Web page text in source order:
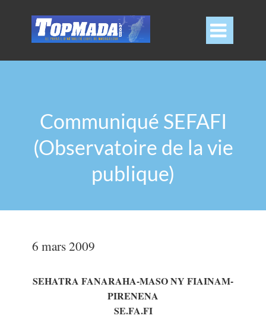

Communiqué SEFAFI
(Observatoire de la vie
publique)
6 mars 2009
SEHATRA FANARAHA-MASO NY FIAINAM-
PIRENENA
SE.FA.FI